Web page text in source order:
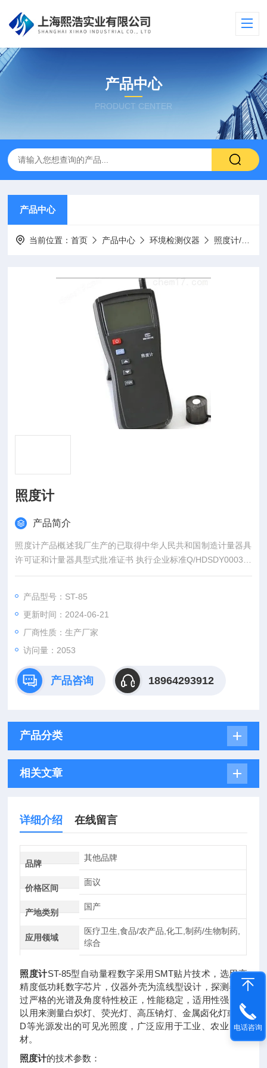
产品中心
PRODUCT CENTER
产品中心
当前位置：首页 产品中心 环境检测仪器 照度计/光照计
照度计
产品简介
照度计产品概述我厂生产的已取得中华人民共和国制造计量器具
许可证和计量器具型式批准证书 执行企业标准Q/HDSDY0003－
2014。
产品型号：ST-85
更新时间：2024-06-21
厂商性质：生产厂家
访问量：2053
产品咨询 18964293912
产品分类
相关文章
详细介绍 在线留言
品牌
其他品牌
价格区间
面议
产地类别
国产
应用领域
医疗卫生,食品/农产品,化工,制药/生物制药,
综合
照度计ST-85型自动量程数字采用SMT贴片技术，选用高
精度低功耗数字芯片，仪器外壳为流线型设计，探测器经
过严格的光谱及角度特性校正，性能稳定，适用性强，可
以用来测量白炽灯、荧光灯、高压钠灯、金属卤化灯或LE
D等光源发出的可见光照度，广泛应用于工业、农业、建
材。
照度计的技术参数：
电话咨询